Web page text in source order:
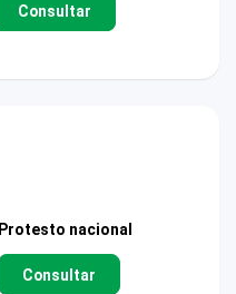
Consultar
Protesto nacional
Consultar